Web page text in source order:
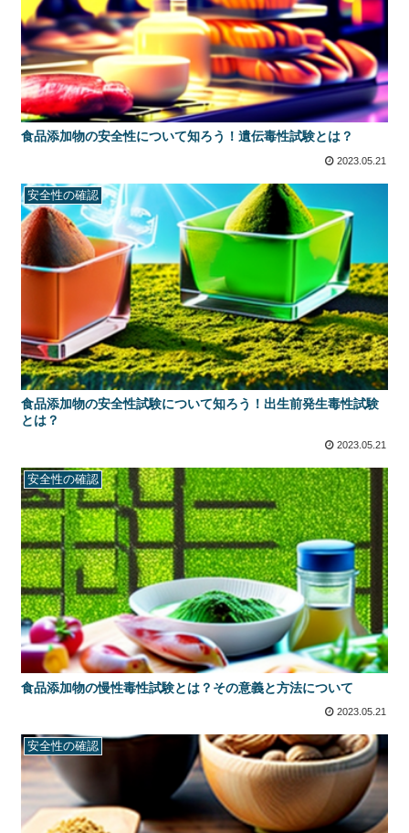
食品添加物の安全性について知ろう！遺伝毒性試験とは？
2023.05.21
安全性の確認
食品添加物の安全性試験について知ろう！出生前発生毒性試験
とは？
2023.05.21
安全性の確認
食品添加物の慢性毒性試験とは？その意義と方法について
2023.05.21
安全性の確認